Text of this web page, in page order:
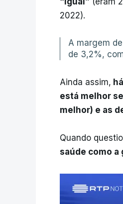
2022).
A margem
de 3,2%,
Ainda assim,
está melhor
melhor) e as
Quando
saúde como a